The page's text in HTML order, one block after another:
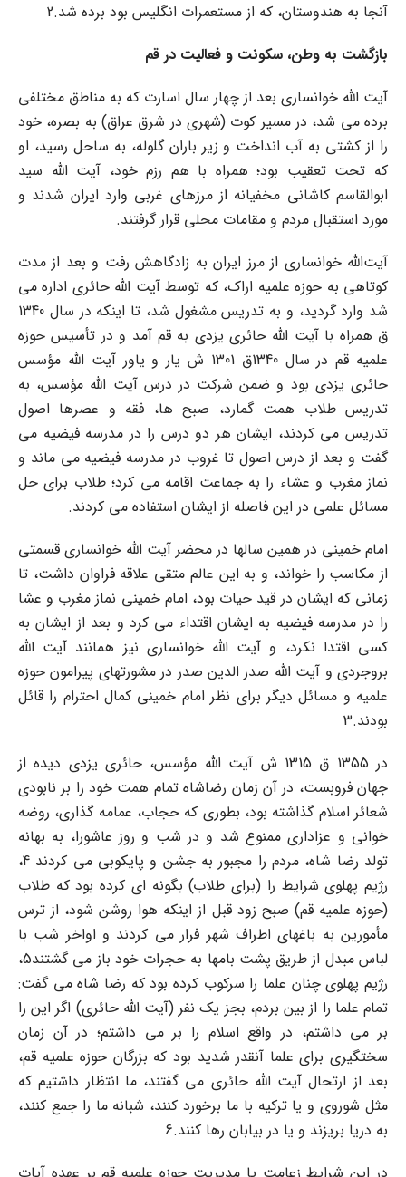
آنجا به هندوستان، که از مستعمرات انگلیس بود برده شد.2
بازگشت به وطن، سکونت و فعالیت در قم
آیت الله خوانساری بعد از چهار سال اسارت که به مناطق مختلفی
برده می شد، در مسیر کوت (شهری در شرق عراق) به بصره، خود
را از کشتی به آب انداخت و زیر باران گلوله، به ساحل رسید، او
که تحت تعقیب بود؛ همراه با هم رزم خود، آیت الله سید
ابوالقاسم کاشانی مخفیانه از مرزهای غربی وارد ایران شدند و
مورد استقبال مردم و مقامات محلی قرار گرفتند.
آیت‌الله خوانساری از مرز ایران به زادگاهش رفت و بعد از مدت
کوتاهی به حوزه علمیه اراک، که توسط آیت الله حائری اداره می
شد وارد گردید، و به تدریس مشغول شد، تا اینکه در سال 1340
ق همراه با آیت الله حائری یزدی به قم آمد و در تأسیس حوزه
علمیه قم در سال 1340ق 1301 ش یار و یاور آیت الله مؤسس
حائری یزدی بود و ضمن شرکت در درس آیت الله مؤسس، به
تدریس طلاب همت گمارد، صبح ها، فقه و عصرها اصول
تدریس می کردند، ایشان هر دو درس را در مدرسه فیضیه می
گفت و بعد از درس اصول تا غروب در مدرسه فیضیه می ماند و
نماز مغرب و عشاء را به جماعت اقامه می کرد؛ طلاب برای حل
مسائل علمی در این فاصله از ایشان استفاده می کردند.
امام خمینی در همین سالها در محضر آیت الله خوانساری قسمتی
از مکاسب را خواند، و به این عالم متقی علاقه فراوان داشت، تا
زمانی که ایشان در قید حیات بود، امام خمینی نماز مغرب و عشا
را در مدرسه فیضیه به ایشان اقتداء می کرد و بعد از ایشان به
کسی اقتدا نکرد، و آیت الله خوانساری نیز همانند آیت الله
بروجردی و آیت الله صدر الدین صدر در مشورتهای پیرامون حوزه
علمیه و مسائل دیگر برای نظر امام خمینی کمال احترام را قائل
بودند.3
در 1355 ق 1315 ش آیت الله مؤسس، حائری یزدی دیده از
جهان فروبست، در آن زمان رضاشاه تمام همت خود را بر نابودی
شعائر اسلام گذاشته بود، بطوری که حجاب، عمامه گذاری، روضه
خوانی و عزاداری ممنوع شد و در شب و روز عاشورا، به بهانه
تولد رضا شاه، مردم را مجبور به جشن و پایکوبی می کردند 4،
رژیم پهلوی شرایط را (برای طلاب) بگونه ای کرده بود که طلاب
(حوزه علمیه قم) صبح زود قبل از اینکه هوا روشن شود، از ترس
مأمورین به باغهای اطراف شهر فرار می کردند و اواخر شب با
لباس مبدل از طریق پشت بامها به حجرات خود باز می گشتند5،
رژیم پهلوی چنان علما را سرکوب کرده بود که رضا شاه می گفت:
تمام علما را از بین بردم، بجز یک نفر (آیت الله حائری) اگر این را
بر می داشتم، در واقع اسلام را بر می داشتم؛ در آن زمان
سختگیری برای علما آنقدر شدید بود که بزرگان حوزه علمیه قم،
بعد از ارتحال آیت الله حائری می گفتند، ما انتظار داشتیم که
مثل شوروی و یا ترکیه با ما برخورد کنند، شبانه ما را جمع کنند،
به دریا بریزند و یا در بیابان رها کنند.6